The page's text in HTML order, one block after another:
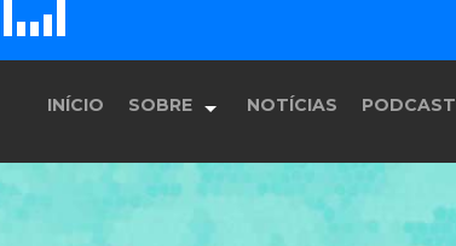
E F G
INÍCIO SOBRE
História
NOTÍCIAS PODCAST